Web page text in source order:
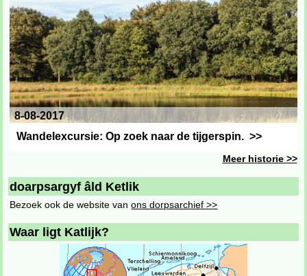
8-08-2017
Wandelexcursie: Op zoek naar de tijgerspin.>>
Meer historie >>
doarpsargyf âld Ketlik
Bezoek ook de website vanons dorpsarchief >>
Waar ligt Katlijk?